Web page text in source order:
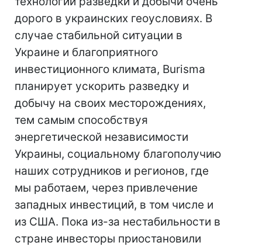
дорого в украинских геоусловиях. В
случае стабильной ситуации в
Украине и благоприятного
инвестиционного климата, Burisma
планирует ускорить разведку и
добычу на своих месторождениях,
тем самым способствуя
энергетической независимости
Украины, социальному благополучию
наших сотрудников и регионов, где
мы работаем, через привлечение
западных инвестиций, в том числе и
из США. Пока из-за нестабильности в
стране инвесторы приостановили